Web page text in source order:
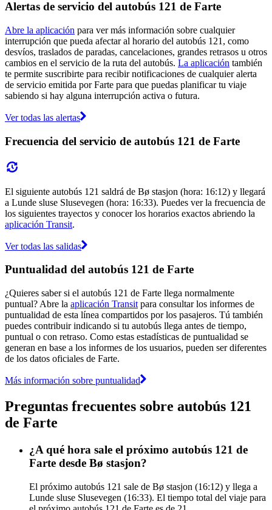
Alertas de servicio del autobús 121 de Farte
Abre la aplicación para ver más información sobre cualquier
interrupción que pueda afectar al horario del autobús 121, como
desvíos, traslados de paradas, cancelaciones, grandes retrasos u otros
cambios en el servicio de la ruta del autobús. La aplicación también
te permite suscribirte para recibir notificaciones de cualquier alerta
de servicio emitida por Farte para que puedas planificar tu viaje
sabiendo si hay alguna interrupción activa o futura.
Ver todas las alertas
Frecuencia del servicio de autobús 121 de Farte
El siguiente autobús 121 saldrá de Bø stasjon (hora: 16:12) y llegará
a Lunde sluse Slusevegen (hora: 16:33). Puedes ver la frecuencia de
los siguientes trayectos y conocer los horarios exactos abriendo la
aplicación Transit.
Ver todas las salidas
Puntualidad del autobús 121 de Farte
¿Quieres saber si el autobús 121 de Farte llega normalmente
puntual? Abre la aplicación Transit para consultar los informes de
puntualidad de esta línea compartidos por los pasajeros. Tú también
puedes contribuir indicando si tu autobús llega antes de tiempo,
puntual o con retraso. Como estas estadísticas de puntualidad se
generan en base a los informes de los usuarios, pueden ser diferentes
de los datos oficiales de Farte.
Más información sobre puntualidad
Preguntas frecuentes sobre autobús 121
de Farte
¿A qué hora sale el próximo autobús 121 de
Farte desde Bø stasjon?
El próximo autobús 121 sale de Bø stasjon (16:12) y llega a
Lunde sluse Slusevegen (16:33). El tiempo total del viaje para